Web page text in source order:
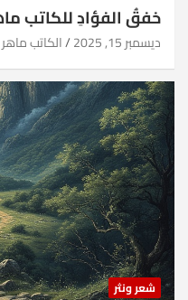
خفقُ الفؤادِ للكاتب
ديسمبر 15, 2025 الكاتب
شعر ونثر